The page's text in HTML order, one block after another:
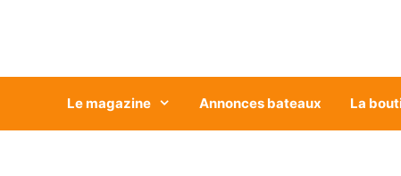
Le magazine Annonces bateaux La